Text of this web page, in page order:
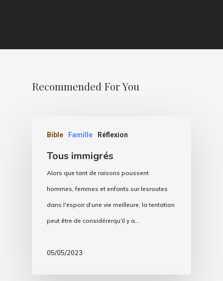
Recommended For You
Bible Famille Réflexion
Tous immigrés
Alors que tant de raisons poussent
hommes, femmes et enfants sur lesroutes
dans l'espoir d’une vie meilleure, la tentation
peut être de considérerqu’il y a…
05/05/2023